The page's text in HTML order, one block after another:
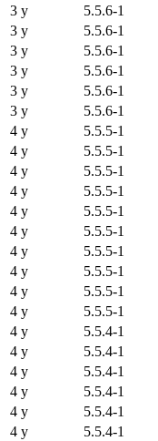
3 y
5.5.6-1
3 y
5.5.6-1
3 y
5.5.6-1
3 y
5.5.6-1
3 y
5.5.6-1
3 y
5.5.6-1
4 y
5.5.5-1
4 y
5.5.5-1
4 y
5.5.5-1
4 y
5.5.5-1
4 y
5.5.5-1
4 y
5.5.5-1
4 y
5.5.5-1
4 y
5.5.5-1
4 y
5.5.5-1
4 y
5.5.5-1
4 y
5.5.4-1
4 y
5.5.4-1
4 y
5.5.4-1
4 y
5.5.4-1
4 y
5.5.4-1
4 y
5.5.4-1